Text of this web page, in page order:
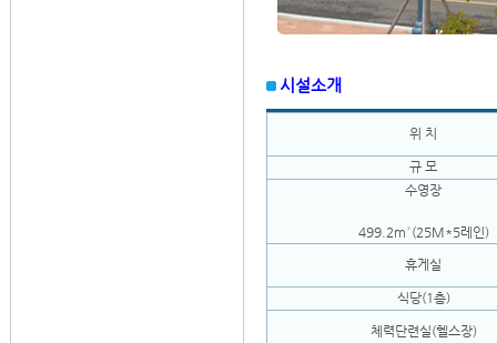
시설소개
위 치
규 모
수영장
499.2m²(25M*5레인)
휴게실
식당(1층)
체력단련실(헬스장)